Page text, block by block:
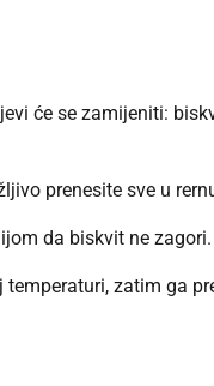
će se zamijeniti:
prenesite sve u
da biskvit ne zagori.
zatim ga